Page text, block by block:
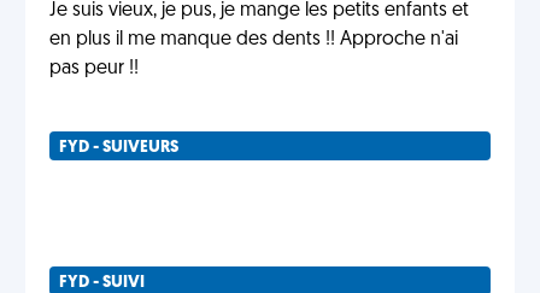
Je suis vieux, je pus, je mange les petits enfants et
en plus il me manque des dents !! Approche n'ai
pas peur !!
FYD - SUIVEURS
FYD - SUIVI